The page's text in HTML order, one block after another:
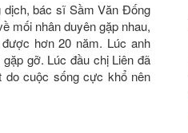
dịch, bác sĩ Sầm Văn Đống
mối nhân duyên gặp nhau,
hơn 20 năm. Lúc anh
gỡ. Lúc đầu chị Liên đã
cuộc sống cực khổ nên